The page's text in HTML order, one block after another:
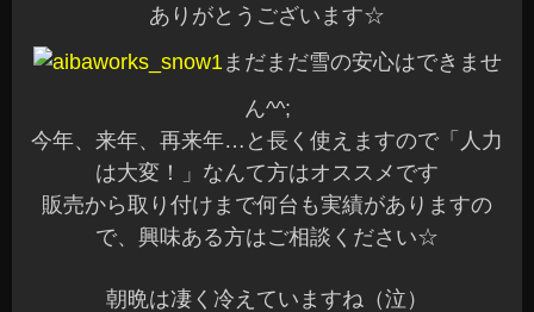
ありがとうございます☆
まだまだ雪の安心はできませ
ん^^;
今年、来年、再来年…と長く使えますので「人力
は大変！」なんて方はオススメです
販売から取り付けまで何台も実績がありますの
で、興味ある方はご相談ください☆
朝晩は凄く冷えていますね（泣）